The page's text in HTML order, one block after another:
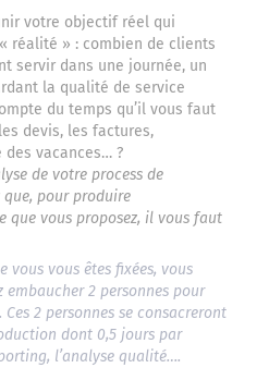
votre objectif réel qui
réalité » : combien de clients
servir dans une journée, un
la qualité de service
du temps qu’il vous faut
devis, les factures,
des vacances… ?
de votre process de
pour produire
que vous proposez, il vous faut
vous vous êtes fixées, vous
embaucher 2 personnes pour
2 personnes se consacreront
dont 0,5 jours par
l’analyse qualité….